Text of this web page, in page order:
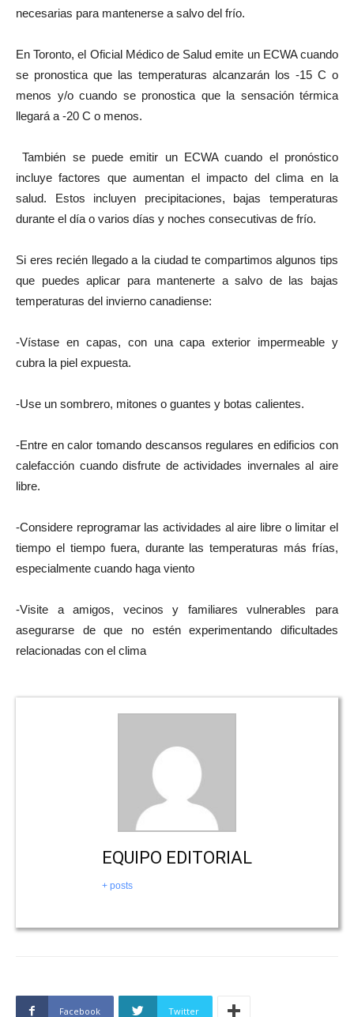
necesarias para mantenerse a salvo del frío.
En Toronto, el Oficial Médico de Salud emite un ECWA cuando
se pronostica que las temperaturas alcanzarán los -15 C o
menos y/o cuando se pronostica que la sensación térmica
llegará a -20 C o menos.
También se puede emitir un ECWA cuando el pronóstico
incluye factores que aumentan el impacto del clima en la
salud. Estos incluyen precipitaciones, bajas temperaturas
durante el día o varios días y noches consecutivas de frío.
Si eres recién llegado a la ciudad te compartimos algunos tips
que puedes aplicar para mantenerte a salvo de las bajas
temperaturas del invierno canadiense:
-Vístase en capas, con una capa exterior impermeable y
cubra la piel expuesta.
-Use un sombrero, mitones o guantes y botas calientes.
-Entre en calor tomando descansos regulares en edificios con
calefacción cuando disfrute de actividades invernales al aire
libre.
-Considere reprogramar las actividades al aire libre o limitar el
tiempo el tiempo fuera, durante las temperaturas más frías,
especialmente cuando haga viento
-Visite a amigos, vecinos y familiares vulnerables para
asegurarse de que no estén experimentando dificultades
relacionadas con el clima
EQUIPO EDITORIAL
+ posts
Facebook Twitter